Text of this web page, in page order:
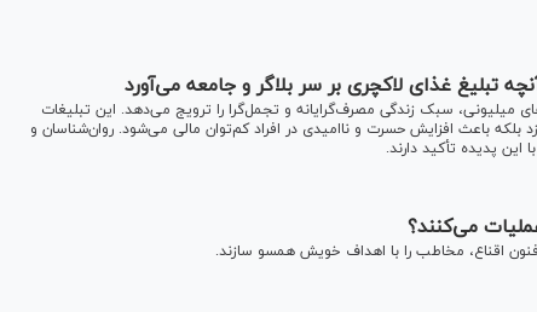
تبلیغ غذای لاکچری بر سر بلاگر و جامعه می‌آورد
میلیونی، سبک زندگی مصرف‌گرایانه و تجمل‌گرا را ترویج می‌دهد. این تبلیغات
بلکه باعث افزایش حسرت و ناامیدی در افراد کم‌توان مالی می‌شود. روان‌شناسان و
این پدیده تأکید دارند.
می‌کنند؟
اقناع، مخاطب را با اهداف خویش همسو سازند.